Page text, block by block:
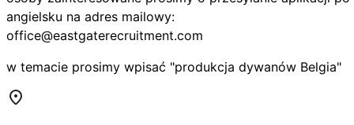
angielsku na adres mailowy:
office@eastgaterecruitment.com
w temacie prosimy wpisać "produkcja dywanów Belgia"